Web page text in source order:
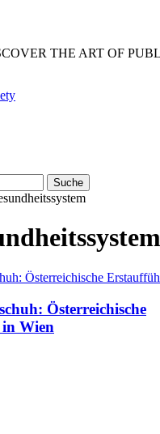
THE ART OF
Österreichische
Wien